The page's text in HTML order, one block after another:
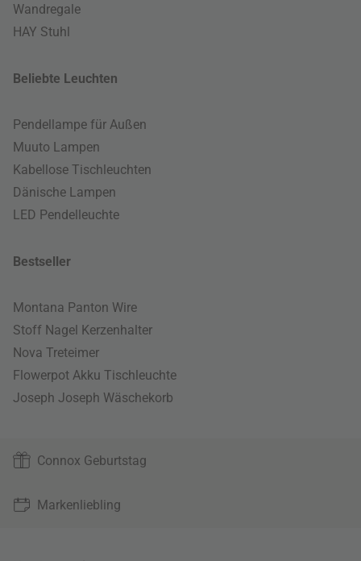
Wandregale
HAY Stuhl
Beliebte Leuchten
Pendellampe für Außen
Muuto Lampen
Kabellose Tischleuchten
Dänische Lampen
LED Pendelleuchte
Bestseller
Montana Panton Wire
Stoff Nagel Kerzenhalter
Nova Treteimer
Flowerpot Akku Tischleuchte
Joseph Joseph Wäschekorb
Connox Geburtstag
Markenliebling